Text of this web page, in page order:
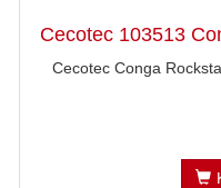
Cecotec 103513
Cecotec Conga